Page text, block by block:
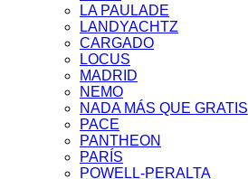
LA PAULADE
LANDYACHTZ
CARGADO
LOCUS
MADRID
NEMO
NADA MÁS QUE GRATIS
PACE
PANTHEON
PARÍS
POWELL-PERALTA